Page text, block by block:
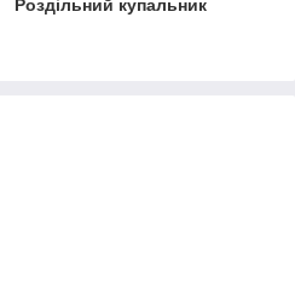
Роздільний купальник